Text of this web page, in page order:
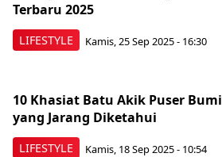
LIFESTYLE
Terbaru 2025
Kamis, 25 Sep 2025 - 16:30
LIFESTYLE
10 Khasiat Batu Akik Puser Bumi
yang Jarang Diketahui
Kamis, 18 Sep 2025 - 10:54